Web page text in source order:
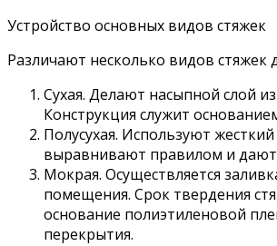
Устройство основных видов стяжек
Различают несколько видов стяжек
Сухая. Делают насыпной слой
Конструкция служит
Полусухая. Используют
выравнивают правилом и
Мокрая. Осуществляется
помещения. Срок твердения
основание полиэтиленовой
перекрытия.